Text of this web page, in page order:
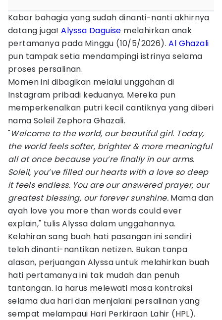
Kabar bahagia yang sudah dinanti-nanti akhirnya
datang juga!Alyssa Daguise melahirkan anak
pertamanya pada Minggu (10/5/2026).Al Ghazali
pun tampak setia mendampingi istrinya selama
proses persalinan.
Momen ini dibagikan melalui unggahan di
Instagram pribadi keduanya. Mereka pun
memperkenalkan putri kecil cantiknya yang diberi
nama Soleil Zephora Ghazali.
"Welcome to the world, our beautiful girl. Today,
the world feels softer, brighter & more meaningful
all at once because you’re finally in our arms.
Soleil, you’ve filled our hearts with a love so deep
it feels endless. You are our answered prayer, our
greatest blessing, our forever sunshine. Mama dan
ayah love you more than words could ever
explain," tulis Alyssa dalam unggahannya.
Kelahiran sang buah hati pasangan ini sendiri
telah dinanti-nantikan netizen. Bukan tanpa
alasan, perjuangan Alyssa untuk melahirkan buah
hati pertamanya ini tak mudah dan penuh
tantangan. Ia harus melewati masa kontraksi
selama dua hari dan menjalani persalinan yang
sempat melampaui Hari Perkiraan Lahir (HPL).